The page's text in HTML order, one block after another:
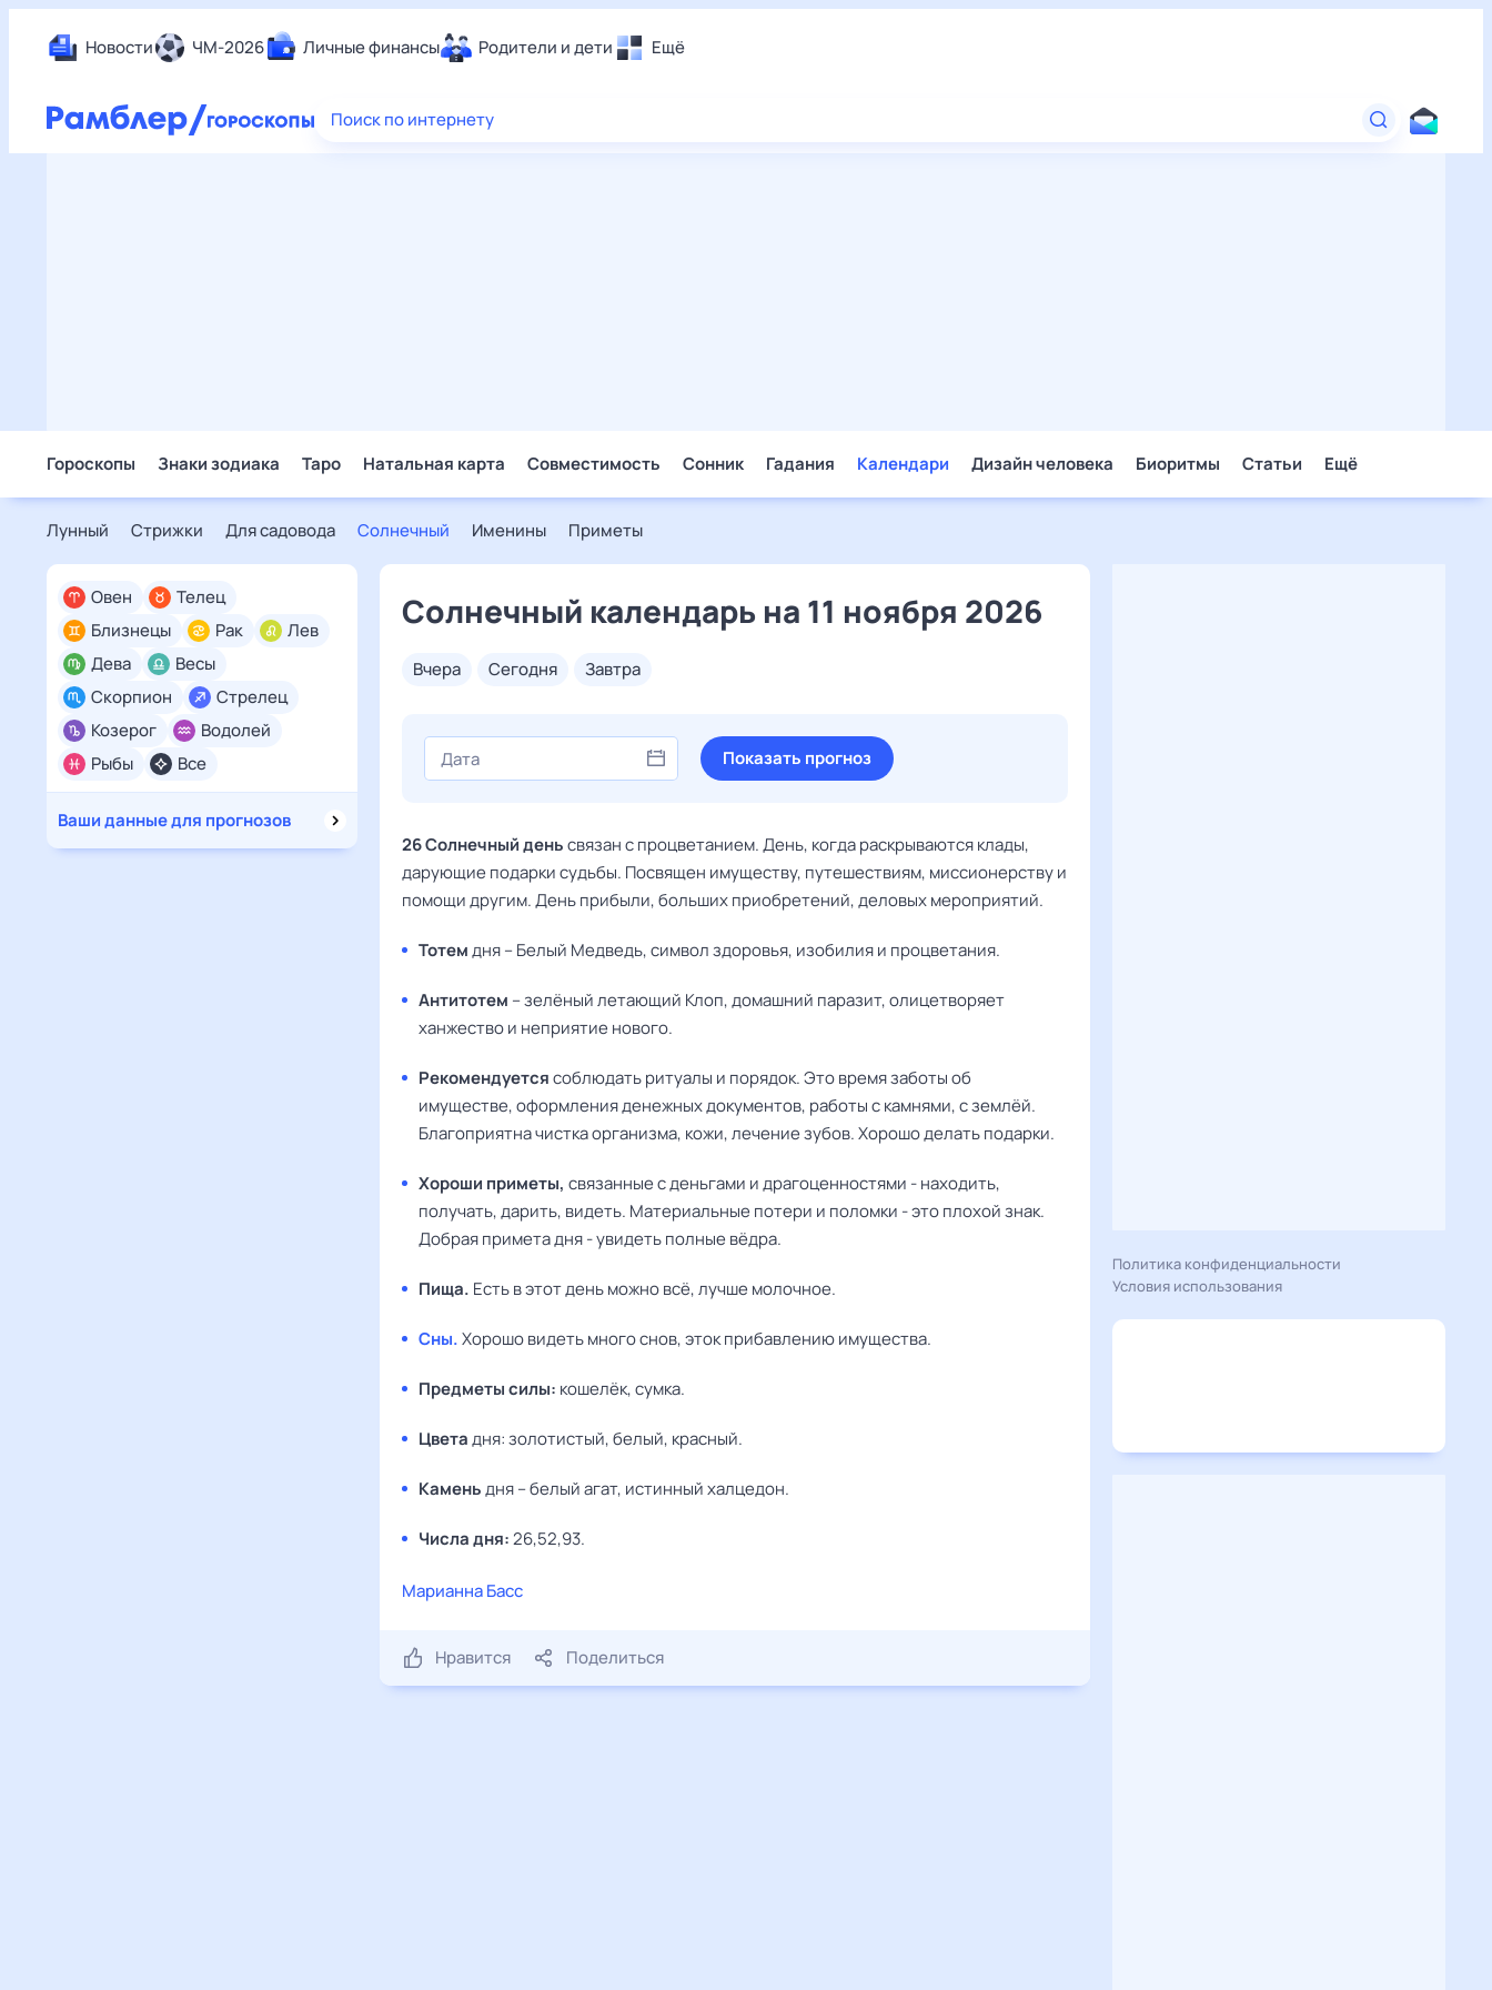
Новости ЧМ-2026 Личные финансы Родители и дети Ещё
Еда
Поиск по интернету
Гороскопы Знаки зодиака Таро Натальная карта Совместимость Сонник Гадания Календари Дизайн человека Биоритмы Статьи Ещё
Лунный Стрижки Для садовода Солнечный Именины Приметы
Все
Овен
Телец
Близнецы
Рак
Лев
Дева
Весы
Скорпион
Стрелец
Козерог
Водолей
Рыбы
Ваши данные для прогнозов
Солнечный календарь на 11 ноября 2026
вчера сегодня завтра
Показать прогноз
26 Солнечный деньсвязан с процветанием. День, когда раскрываются клады,
дарующие подарки судьбы. Посвящен имуществу, путешествиям, миссионерству и
помощи другим. День прибыли, больших приобретений, деловых мероприятий.
Тотемдня – Белый Медведь, символ здоровья, изобилия и процветания.
Антитотем – зелёный летающий Клоп, домашний паразит, олицетворяет
ханжество и неприятие нового.
Рекомендуетсясоблюдать ритуалы и порядок. Это время заботы об
имуществе, оформления денежных документов, работы с камнями, с землёй.
Благоприятна чистка организма, кожи, лечение зубов. Хорошо делать подарки.
Хороши приметы, связанные с деньгами и драгоценностями - находить,
получать, дарить, видеть. Материальные потери и поломки - это плохой знак.
Добрая примета дня - увидеть полные вёдра.
Пища. Есть в этот день можно всё, лучше молочное.
Сны.Хорошо видеть много снов, эток прибавлению имущества.
Предметы силы: кошелёк, сумка.
Цветадня: золотистый, белый, красный.
Каменьдня – белый агат, истинный халцедон.
Числа дня:26,52,93.
Марианна Басс
Нравится Поделиться
Политика конфиденциальности
Условия использования